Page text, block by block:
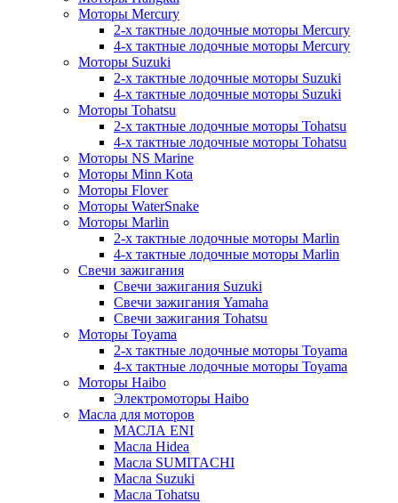
Моторы Mercury
2-х тактные лодочные моторы Mercury
4-х тактные лодочные моторы Mercury
Моторы Suzuki
2-х тактные лодочные моторы Suzuki
4-х тактные лодочные моторы Suzuki
Моторы Tohatsu
2-х тактные лодочные моторы Tohatsu
4-х тактные лодочные моторы Tohatsu
Моторы NS Marine
Моторы Minn Kota
Моторы Flover
Моторы WaterSnake
Моторы Marlin
2-х тактные лодочные моторы Marlin
4-х тактные лодочные моторы Marlin
Свечи зажигания
Свечи зажигания Suzuki
Свечи зажигания Yamaha
Свечи зажигания Tohatsu
Моторы Toyama
2-х тактные лодочные моторы Toyama
4-х тактные лодочные моторы Toyama
Моторы Haibo
Электромоторы Haibo
Масла для моторов
МАСЛА ENI
Масла Hidea
Масла SUMITACHI
Масла Suzuki
Масла Tohatsu